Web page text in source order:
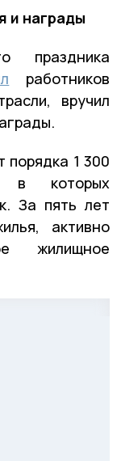
и награды
праздника
работников
вручил
порядка 1 300
в которых
За пять лет
активно
жилищное